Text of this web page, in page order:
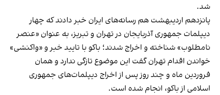
شد.
پانزدهم اردیبهشت هم رسانه‌های ایران خبر دادند که چهار
دیپلمات جمهوری آذربایجان در تهران و تبریز، به عنوان «عنصر
نامطلوب» شناخته و اخراج شدند؛ باکو با تایید خبر و «واکنشی»
خواندن اقدام تهران گفت این موضوع تازگی ندارد و همان
فروردین ماه و چند روز پس از اخراج دیپلمات‌های جمهوری
اسلامی از باکو، انجام شده است.